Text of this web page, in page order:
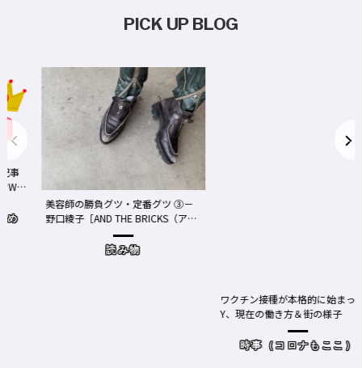
PICK UP BLOG
美容師の勝負グツ・定番グツ ③－
野口綾子［AND THE BRICKS（アン
ドザブリックス）／神奈川県鎌倉
読み物
ワクチン接種が本格的に始まったN
Y、現在の働き方＆街の様子
時事（コロナもここ）